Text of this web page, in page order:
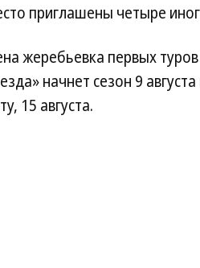
приглашены четыре
жеребьевка первых
начнет сезон 9
15 августа.